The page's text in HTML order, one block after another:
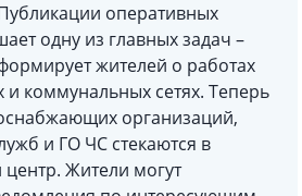
оперативных
одну из главных задач –
жителей о работах
и коммунальных сетях. Теперь
организаций,
и ГО ЧС стекаются в
Жители могут